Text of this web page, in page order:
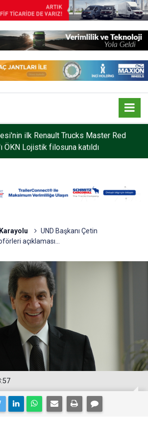
ilk Renault Trucks Master Red
ÖKN Lojistik filosuna katıldı
Karayolu
UND Başkanı Çetin
açıklaması...